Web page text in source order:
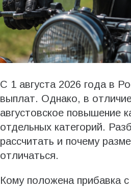
С 1 августа 2026 года в
выплат. Однако, в
августовское повышение
отдельных категорий.
рассчитать и почему
отличаться.
Кому положена прибавка с